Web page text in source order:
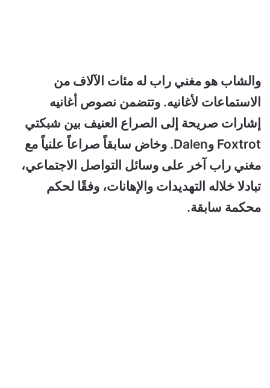
والشاب هو مغني راب له مئات الآلاف من
الاستماعات لأغانيه. وتتضمن نصوص أغانيه
إشارات صريحة إلى الصراع العنيف بين شبكتي
Foxtrot وDalen. وخاض سابقاً صراعاً علنياً مع
مغني راب آخر على وسائل التواصل الاجتماعي،
تبادلا خلاله التهديدات والإهانات، وفقًا لحكم
محكمة سابقة.